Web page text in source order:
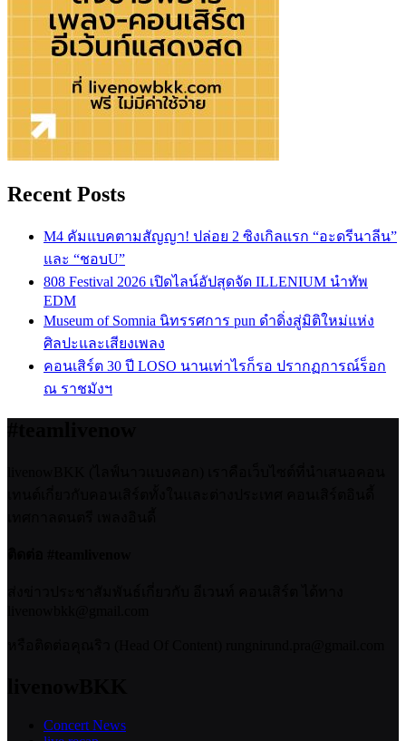
Recent Posts
M4 คัมแบคตามสัญญา! ปล่อย 2 ซิงเกิลแรก “อะดรีนาลีน”
และ “ชอบU”
808 Festival 2026 เปิดไลน์อัปสุดจัด ILLENIUM นำทัพ
EDM
Museum of Somnia นิทรรศการ pun ดำดิ่งสู่มิติใหม่แห่ง
ศิลปะและเสียงเพลง
คอนเสิร์ต 30 ปี LOSO นานเท่าไรก็รอ ปรากฏการณ์ร็อก
ณ ราชมังฯ
Concert News